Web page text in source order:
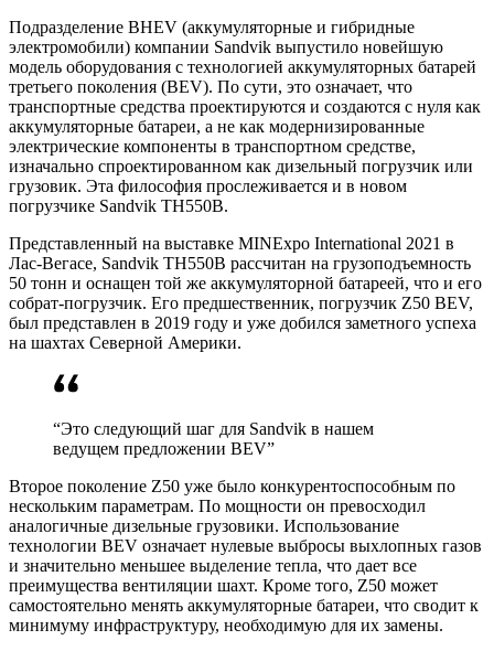
Подразделение BHEV (аккумуляторные и гибридные
электромобили) компании Sandvik выпустило новейшую
модель оборудования с технологией аккумуляторных батарей
третьего поколения (BEV). По сути, это означает, что
транспортные средства проектируются и создаются с нуля как
аккумуляторные батареи, а не как модернизированные
электрические компоненты в транспортном средстве,
изначально спроектированном как дизельный погрузчик или
грузовик. Эта философия прослеживается и в новом
погрузчике Sandvik TH550B.
Представленный на выставке MINExpo International 2021 в
Лас-Вегасе, Sandvik TH550B рассчитан на грузоподъемность
50 тонн и оснащен той же аккумуляторной батареей, что и его
собрат-погрузчик. Его предшественник, погрузчик Z50 BEV,
был представлен в 2019 году и уже добился заметного успеха
на шахтах Северной Америки.
“Это следующий шаг для Sandvik в нашем
ведущем предложении BEV”
Второе поколение Z50 уже было конкурентоспособным по
нескольким параметрам. По мощности он превосходил
аналогичные дизельные грузовики. Использование
технологии BEV означает нулевые выбросы выхлопных газов
и значительно меньшее выделение тепла, что дает все
преимущества вентиляции шахт. Кроме того, Z50 может
самостоятельно менять аккумуляторные батареи, что сводит к
минимуму инфраструктуру, необходимую для их замены.